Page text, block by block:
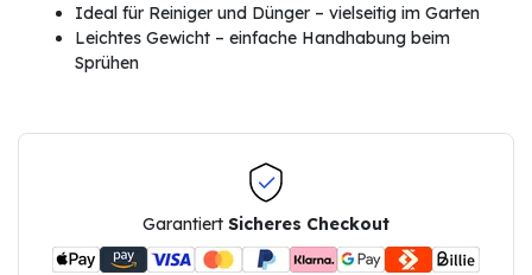
Ideal für Reiniger und Dünger – vielseitig im Garten
Leichtes Gewicht – einfache Handhabung beim
Sprühen
Garantiert Sicheres Checkout